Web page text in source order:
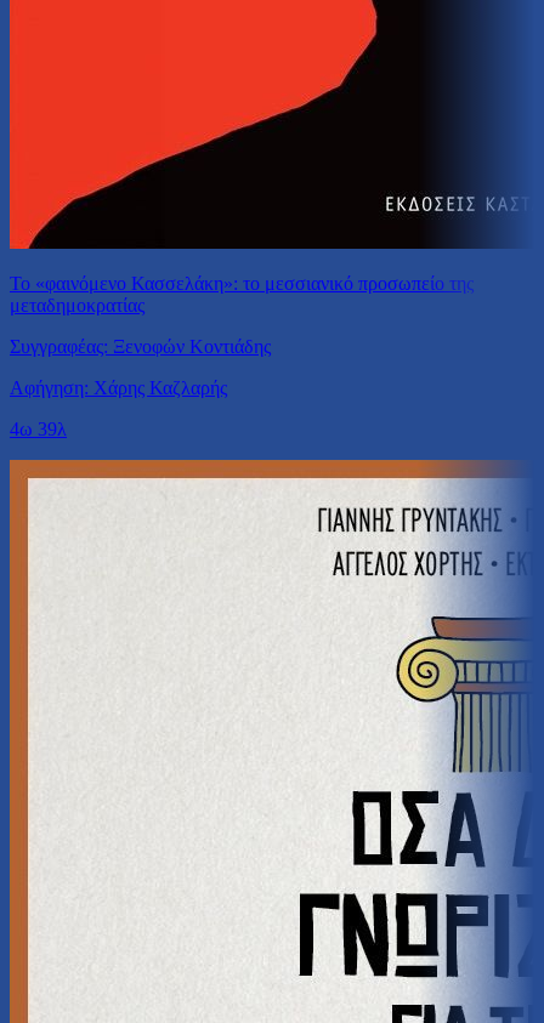
Το «φαινόμενο Κασσελάκη»: το μεσσιανικό προσωπείο της
μεταδημοκρατίας
Συγγραφέας: Ξενοφών Κοντιάδης
Αφήγηση: Χάρης Καζλαρής
4ω 39λ